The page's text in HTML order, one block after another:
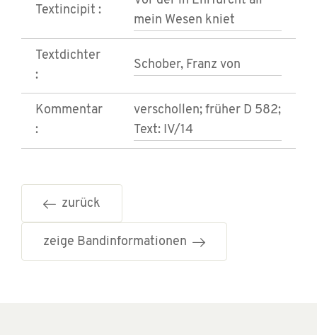
Textincipit :
mein Wesen kniet
Textdichter
:
Schober, Franz von
Kommentar
:
verschollen; früher D 582;
Text: IV/14
zurück
zeige Bandinformationen